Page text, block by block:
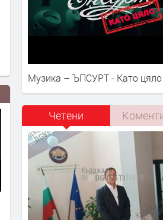
Spice Girls - Viva Forever
Музика – ЪПСУРТ - Като цяло
Четени